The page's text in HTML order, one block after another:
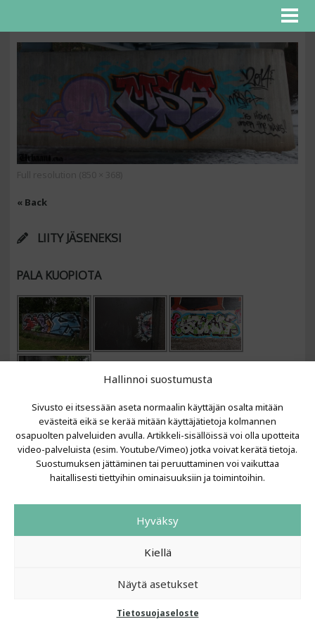
Hallinnoi suostumusta
Sivusto ei itsessään aseta normaalin käyttäjän osalta mitään
evästeitä eikä se kerää mitään käyttäjätietoja kolmannen
osapuolten palveluiden avulla. Artikkeli-sisällöissä voi olla upotteita
video-palveluista (esim. Youtube/Vimeo) jotka voivat kerätä tietoja.
Suostumuksen jättäminen tai peruuttaminen voi vaikuttaa
haitallisesti tiettyihin ominaisuuksiin ja toimintoihin.
Hyväksy
Kiellä
Näytä asetukset
Tietosuojaseloste
« Back
LIITY JÄSENEKSI
PALA KUOPIOTA
VIIMEISIMMÄT ARTIKKELIT
Kujalla 2026
LAINIT 2025: Tarhapäivä